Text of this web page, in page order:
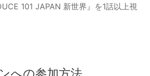
101 JAPAN 新世界』を1話以上視